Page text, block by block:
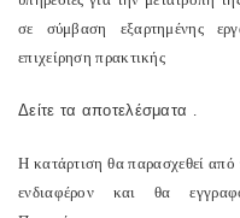
σε σύμβαση εξαρτημένης
επιχείρηση πρακτικής
Δείτε τα αποτελέσματα .
Η κατάρτιση θα παρασχεθεί
ενδιαφέρον και θα